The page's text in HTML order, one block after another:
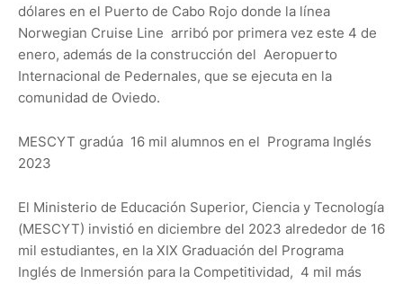
dólares en el Puerto de Cabo Rojo donde la línea
Norwegian Cruise Line arribó por primera vez este 4 de
enero, además de la construcción del Aeropuerto
Internacional de Pedernales, que se ejecuta en la
comunidad de Oviedo.
MESCYT gradúa 16 mil alumnos en el Programa Inglés
2023
El Ministerio de Educación Superior, Ciencia y Tecnología
(MESCYT) invistió en diciembre del 2023 alrededor de 16
mil estudiantes, en la XIX Graduación del Programa
Inglés de Inmersión para la Competitividad, 4 mil más